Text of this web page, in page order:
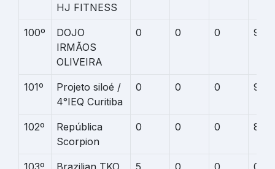
HJ FITNESS
100º
DOJO
IRMÃOS
OLIVEIRA
0 0 0 9
101º
Projeto siloé /
4°IEQ Curitiba
0 0 0 9
102º
República
Scorpion
0 0 0 8
103º Brazilian TKO 5 0 0 0